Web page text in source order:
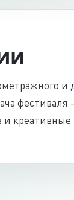
и
креативные